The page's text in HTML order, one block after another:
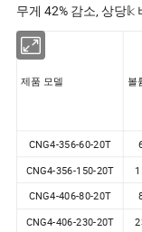
무게 42% 감소, 상당𝕜
제품 모델 볼
CNG4-356-60-20T
CNG4-356-150-20T
CNG4-406-80-20T
CNG4-406-230-20T